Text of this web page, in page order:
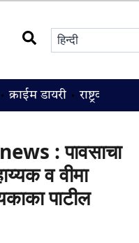
क्राईम डायरी राष्ट्रवादी
: पावसाचा
व वीमा
पाटील